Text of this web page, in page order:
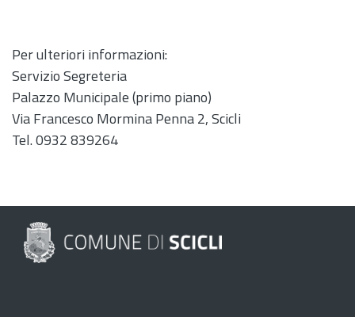
Per ulteriori informazioni:
Servizio Segreteria
Palazzo Municipale (primo piano)
Via Francesco Mormina Penna 2, Scicli
Tel. 0932 839264